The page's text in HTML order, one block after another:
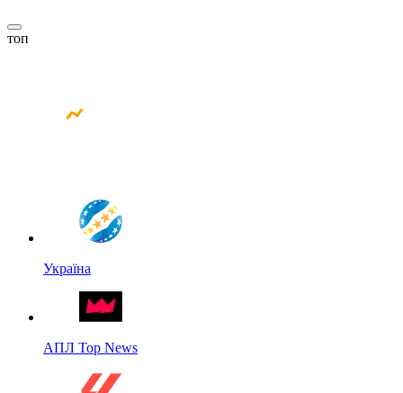
топ
Україна
АПЛ Top News